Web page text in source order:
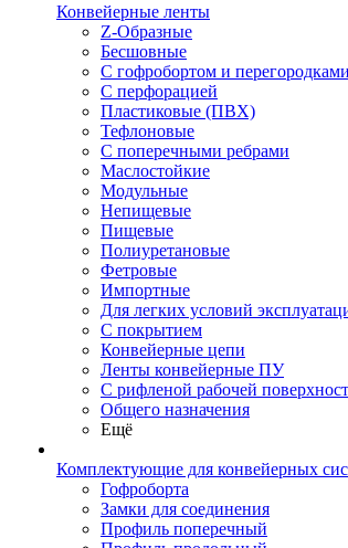
Конвейерные ленты
Z-Образные
Бесшовные
С гофробортом и перегородками
С перфорацией
Пластиковые (ПВХ)
Тефлоновые
С поперечными ребрами
Маслостойкие
Модульные
Непищевые
Пищевые
Полиуретановые
Фетровые
Импортные
Для легких условий
С покрытием
Конвейерные цепи
Ленты конвейерные ПУ
С рифленой рабочей
Общего назначения
Ещё
Комплектующие для конвейерных
Гофроборта
Замки для соединения
Профиль поперечный